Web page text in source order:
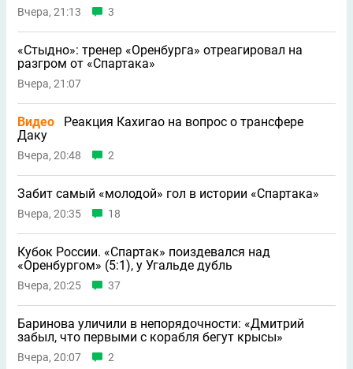
Вчера, 21:13 3
«Стыдно»: тренер «Оренбурга» отреагировал на
разгром от «Спартака»
Вчера, 21:07
Видео
Реакция Кахигао на вопрос о трансфере
Даку
Вчера, 20:48 2
Забит самый «молодой» гол в истории «Спартака»
Вчера, 20:35 18
Кубок России. «Спартак» поиздевался над
«Оренбургом» (5:1), у Угальде дубль
Вчера, 20:25 37
Баринова уличили в непорядочности: «Дмитрий
забыл, что первыми с корабля бегут крысы»
Вчера, 20:07 2